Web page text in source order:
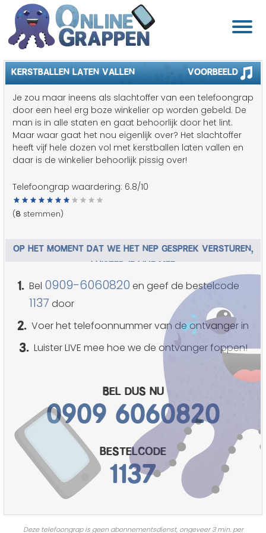
KERSTBALLEN LATEN VALLEN Voorbeeld
Je zou maar ineens als slachtoffer van een telefoongrap
door een heel erg boze winkelier op worden gebeld. De
man is in alle staten en gaat behoorlijk door het lint.
Maar waar gaat het nou eigenlijk over? Het slachtoffer
heeft vijf hele dozen vol met kerstballen laten vallen en
daar is de winkelier behoorlijk pissig over!
Telefoongrap waardering: 6.8/10
(8 stemmen)
OP HET MOMENT DAT WE HET NEP GESPREK VERSTUREN,
LUISTER JE LIVE MEE
1. Bel 0909-6060820 en geef de bestelcode
1137 door
2. Voer het telefoonnummer van de ontvanger in
3. Luister LIVE mee hoe we de ontvanger foppen!
Bel dus nu
0909 6060820
bestelcode
1137
Deze telefoongrap is geen abonnementsdienst, ongeveer 3 min. per